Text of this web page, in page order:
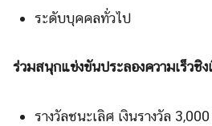
ระดับบุคคลทั่วไป
ร่วมสนุกแข่งขันประลองความเร็วชิง
รางวัลชนะเลิศ เงินรางวัล